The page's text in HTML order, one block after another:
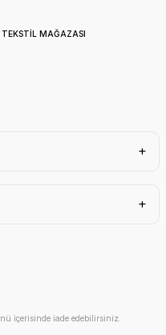
MAĞAZASI
içerisinde iade edebilirsiniz.